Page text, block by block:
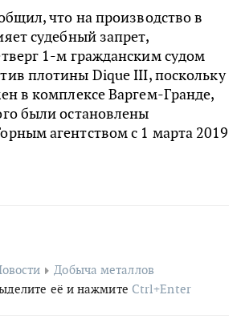
что на производство в
судебный запрет,
1-м гражданским судом
плотины Dique III, поскольку
в комплексе Варгем-Гранде,
были остановлены
агентством с 1 марта 2019
Добыча металлов
её и нажмите Ctrl+Enter